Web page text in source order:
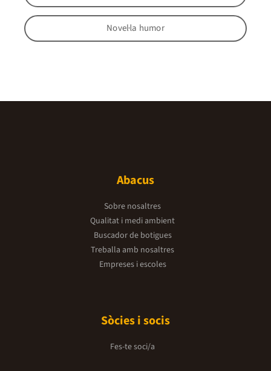
Novel·la humor
Abacus
Sobre nosaltres
Qualitat i medi ambient
Buscador de botigues
Treballa amb nosaltres
Empreses i escoles
Sòcies i socis
Fes-te soci/a